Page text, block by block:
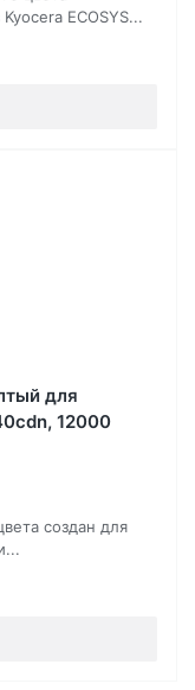
ECOSYS...
для
12000
создан для